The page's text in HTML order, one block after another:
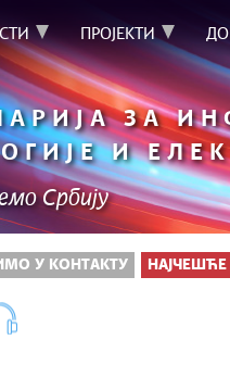
ПРОЈЕКТИ
ЗА
И
Србију
У КОНТАКТУ